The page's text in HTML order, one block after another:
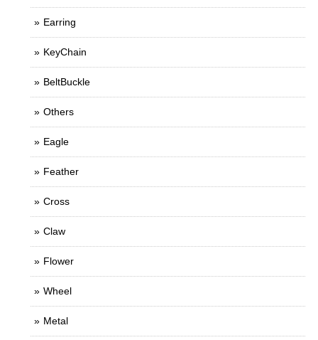
Earring
KeyChain
BeltBuckle
Others
Eagle
Feather
Cross
Claw
Flower
Wheel
Metal